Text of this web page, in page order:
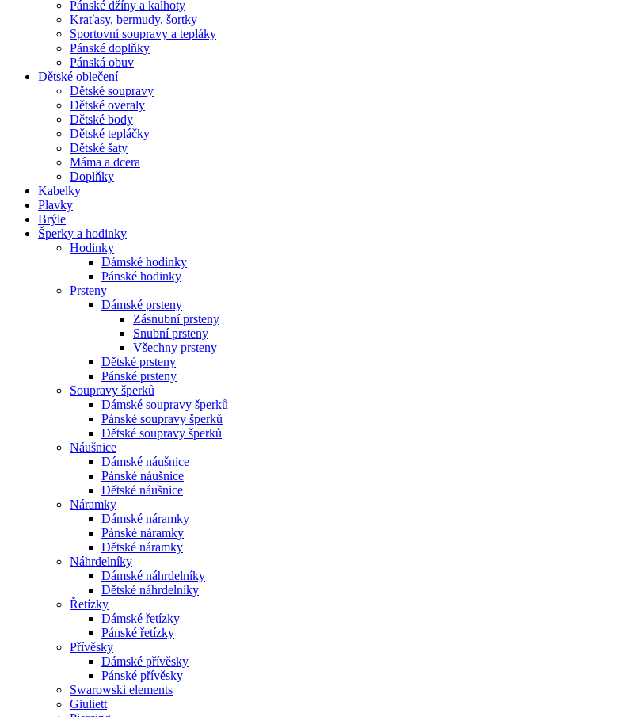
Pánské džíny a kalhoty
Kraťasy, bermudy, šortky
Sportovní soupravy a tepláky
Pánské doplňky
Pánská obuv
Dětské oblečení
Dětské soupravy
Dětské overaly
Dětské body
Dětské tepláčky
Dětské šaty
Máma a dcera
Doplňky
Kabelky
Plavky
Brýle
Šperky a hodinky
Hodinky
Dámské hodinky
Pánské hodinky
Prsteny
Dámské prsteny
Zásnubní prsteny
Snubní prsteny
Všechny prsteny
Dětské prsteny
Pánské prsteny
Soupravy šperků
Dámské soupravy šperků
Pánské soupravy šperků
Dětské soupravy šperků
Náušnice
Dámské náušnice
Pánské náušnice
Dětské náušnice
Náramky
Dámské náramky
Pánské náramky
Dětské náramky
Náhrdelníky
Dámské náhrdelníky
Dětské náhrdelníky
Řetízky
Dámské řetízky
Pánské řetízky
Přívěsky
Dámské přívěsky
Pánské přívěsky
Swarowski elements
Giuliett